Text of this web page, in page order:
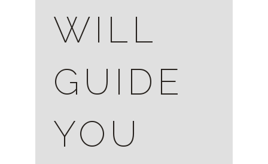
WILL
GUIDE
YOU